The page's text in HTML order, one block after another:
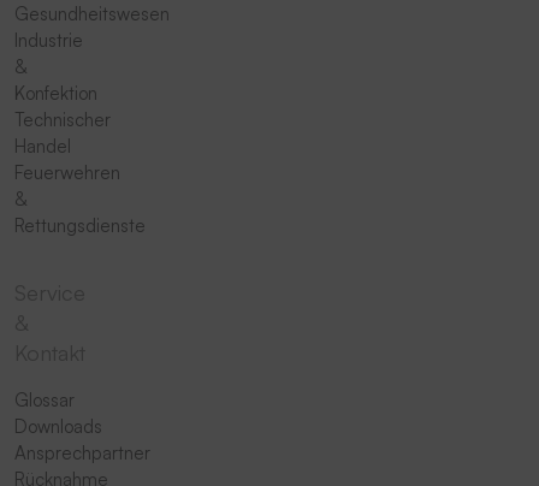
Gesundheitswesen
Industrie
&
Konfektion
Technischer
Handel
Feuerwehren
&
Rettungsdienste
Glossar
Downloads
Ansprechpartner
Rücknahme